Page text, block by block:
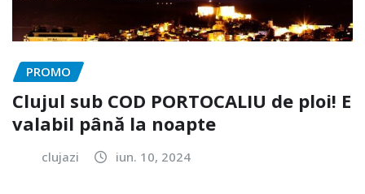
PROMO
Clujul sub COD PORTOCALIU de ploi! E
valabil până la noapte
clujazi iun. 10, 2024